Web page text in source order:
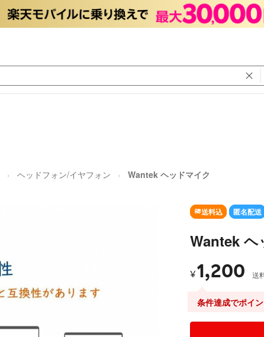
ヘッドフォン/イヤフォン Wantek ヘッドマイク
送料込 匿名配送
Wantek ヘ
¥1,200 送
条件達成でポイ